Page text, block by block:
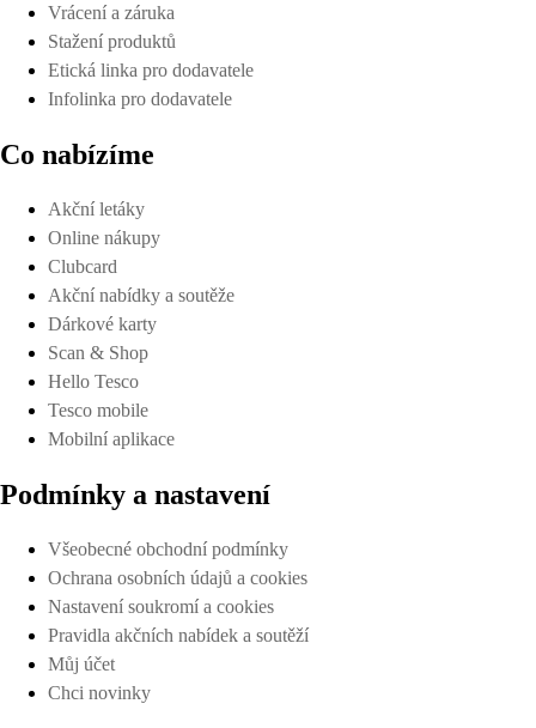
Vrácení a záruka
Stažení produktů
Etická linka pro dodavatele
Infolinka pro dodavatele
Co nabízíme
Akční letáky
Online nákupy
Clubcard
Akční nabídky a soutěže
Dárkové karty
Scan & Shop
Hello Tesco
Tesco mobile
Mobilní aplikace
Podmínky a nastavení
Všeobecné obchodní podmínky
Ochrana osobních údajů a cookies
Nastavení soukromí a cookies
Pravidla akčních nabídek a soutěží
Můj účet
Chci novinky